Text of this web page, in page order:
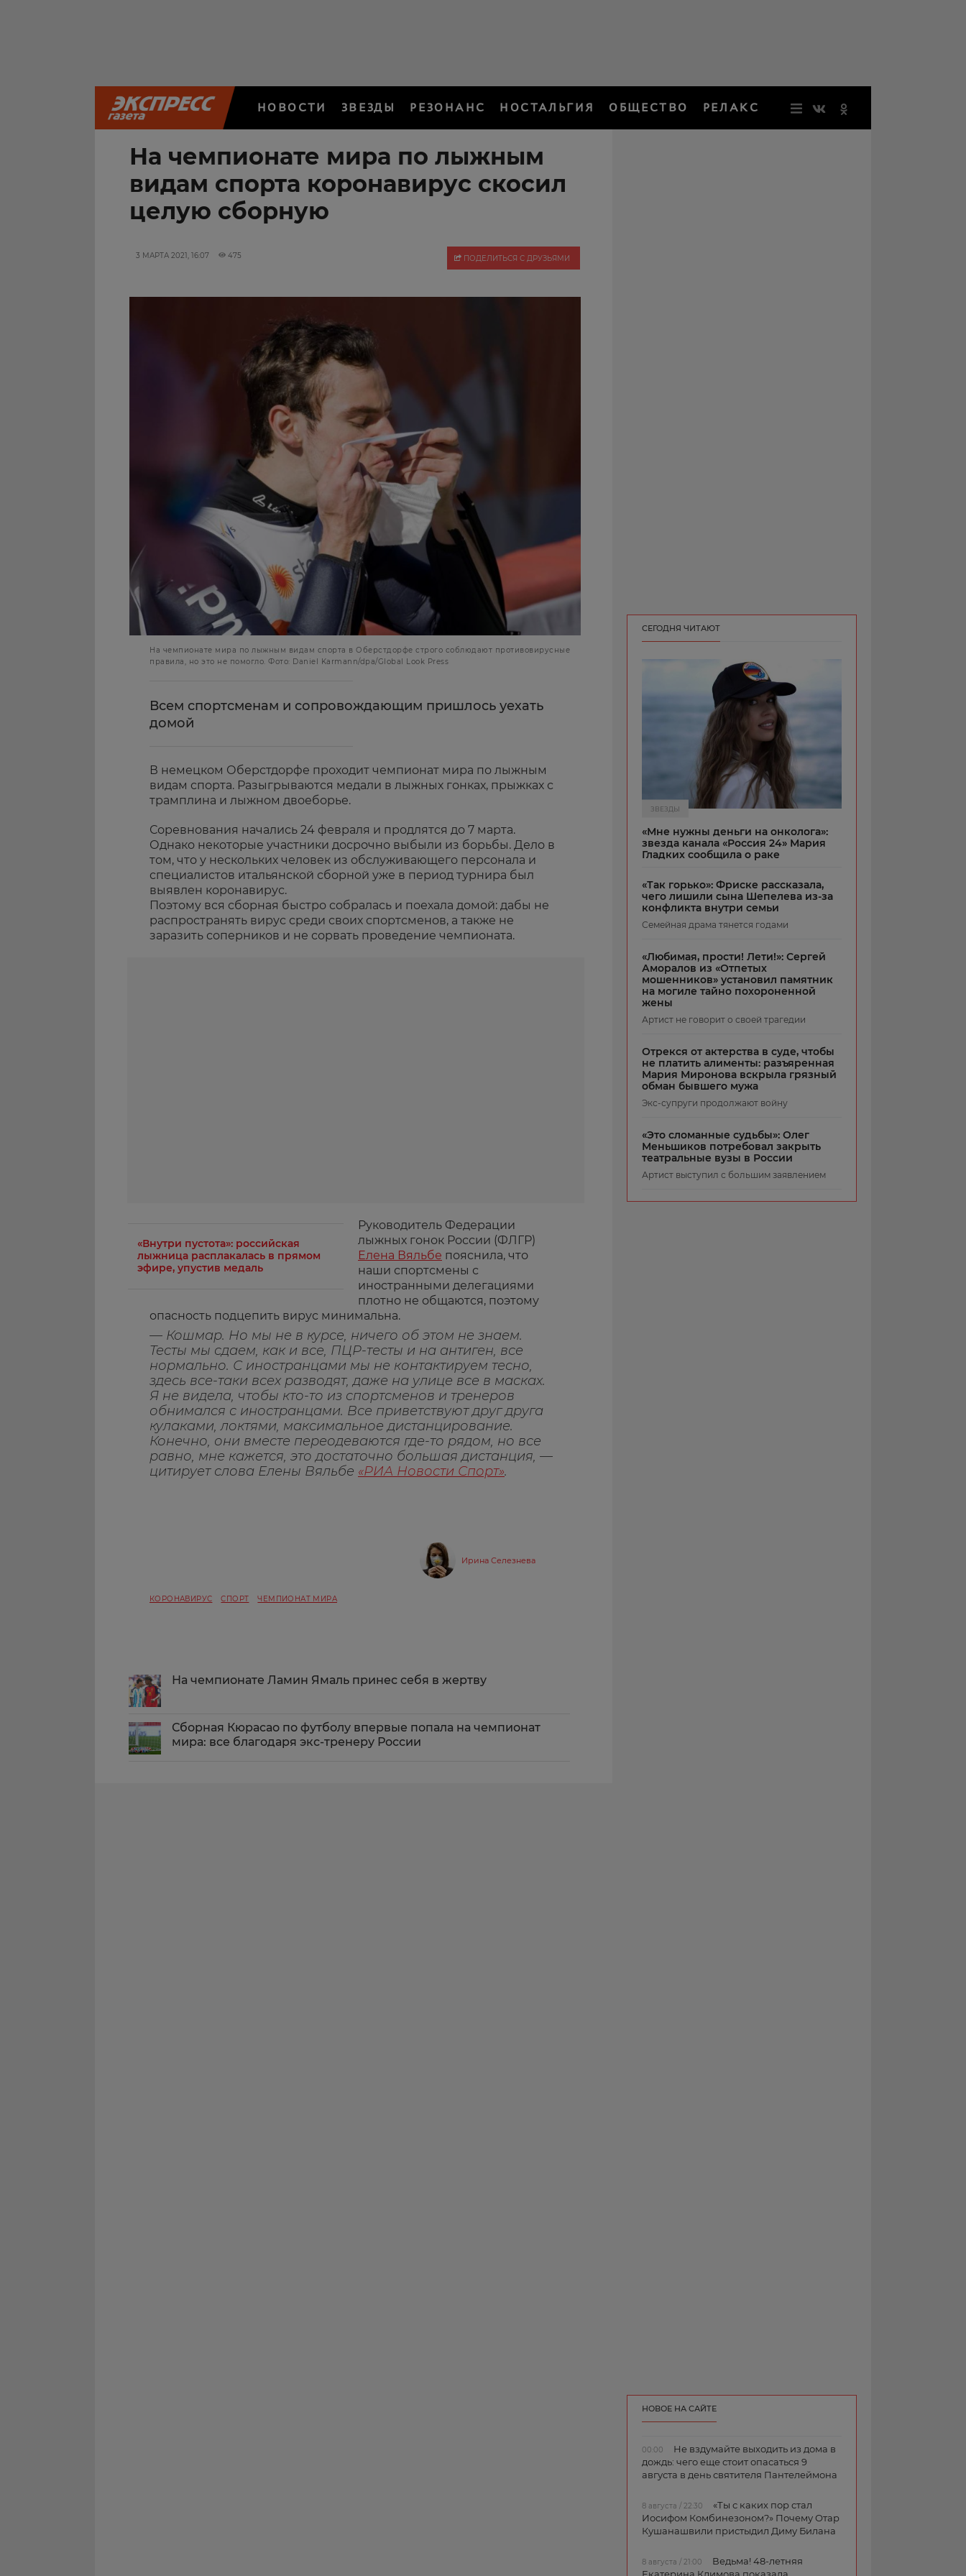
НОВОСТИ ЗВЕЗДЫ РЕЗОНАНС НОСТАЛЬГИЯ ОБЩЕСТВО РЕЛАКС
На чемпионате мира по лыжным
видам спорта коронавирус скосил
целую сборную
3 МАРТА 2021, 16:07 475 ПОДЕЛИТЬСЯ С ДРУЗЬЯМИ
На чемпионате мира по лыжным видам спорта в Оберстдорфе строго соблюдают противовирусные
правила, но это не помогло. Фото: Daniel Karmann/dpa/Global Look Press
Всем спортсменам и сопровождающим пришлось уехать
домой
В немецком Оберстдорфе проходит чемпионат мира по лыжным
видам спорта. Разыгрываются медали в лыжных гонках, прыжках с
трамплина и лыжном двоеборье.
Соревнования начались 24 февраля и продлятся до 7 марта.
Однако некоторые участники досрочно выбыли из борьбы. Дело в
том, что у нескольких человек из обслуживающего персонала и
специалистов итальянской сборной уже в период турнира был
выявлен коронавирус.
Поэтому вся сборная быстро собралась и поехала домой: дабы не
распространять вирус среди своих спортсменов, а также не
заразить соперников и не сорвать проведение чемпионата.
«Внутри пустота»: российская
лыжница расплакалась в прямом
эфире, упустив медаль
Руководитель Федерации
лыжных гонок России (ФЛГР)
Елена Вяльбе пояснила, что
наши спортсмены с
иностранными делегациями
плотно не общаются, поэтому
опасность подцепить вирус минимальна.
— Кошмар. Но мы не в курсе, ничего об этом не знаем.
Тесты мы сдаем, как и все, ПЦР-тесты и на антиген, все
нормально. С иностранцами мы не контактируем тесно,
здесь все-таки всех разводят, даже на улице все в масках.
Я не видела, чтобы кто-то из спортсменов и тренеров
обнимался с иностранцами. Все приветствуют друг друга
кулаками, локтями, максимальное дистанцирование.
Конечно, они вместе переодеваются где-то рядом, но все
равно, мне кажется, это достаточно большая дистанция, —
цитирует слова Елены Вяльбе «РИА Новости Спорт».
Ирина Селезнева
КОРОНАВИРУС СПОРТ ЧЕМПИОНАТ МИРА
На чемпионате Ламин Ямаль принес себя в жертву
Сборная Кюрасао по футболу впервые попала на чемпионат
мира: все благодаря экс-тренеру России
СЕГОДНЯ ЧИТАЮТ
ЗВЕЗДЫ
«Мне нужны деньги на онколога»:
звезда канала «Россия 24» Мария
Гладких сообщила о раке
«Так горько»: Фриске рассказала,
чего лишили сына Шепелева из-за
конфликта внутри семьи
Семейная драма тянется годами
«Любимая, прости! Лети!»: Сергей
Аморалов из «Отпетых
мошенников» установил памятник
на могиле тайно похороненной
жены
Артист не говорит о своей трагедии
Отрекся от актерства в суде, чтобы
не платить алименты: разъяренная
Мария Миронова вскрыла грязный
обман бывшего мужа
Экс-супруги продолжают войну
«Это сломанные судьбы»: Олег
Меньшиков потребовал закрыть
театральные вузы в России
Артист выступил с большим заявлением
НОВОЕ НА САЙТЕ
00:00
Не вздумайте выходить из дома в
дождь: чего еще стоит опасаться 9
августа в день святителя Пантелеймона
8 августа / 22:30
«Ты с каких пор стал
Иосифом Комбинезоном?» Почему Отар
Кушанашвили пристыдил Диму Билана
8 августа / 21:00
Ведьма! 48-летняя